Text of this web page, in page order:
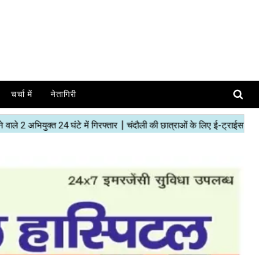
चर्चा में नेतागिरी